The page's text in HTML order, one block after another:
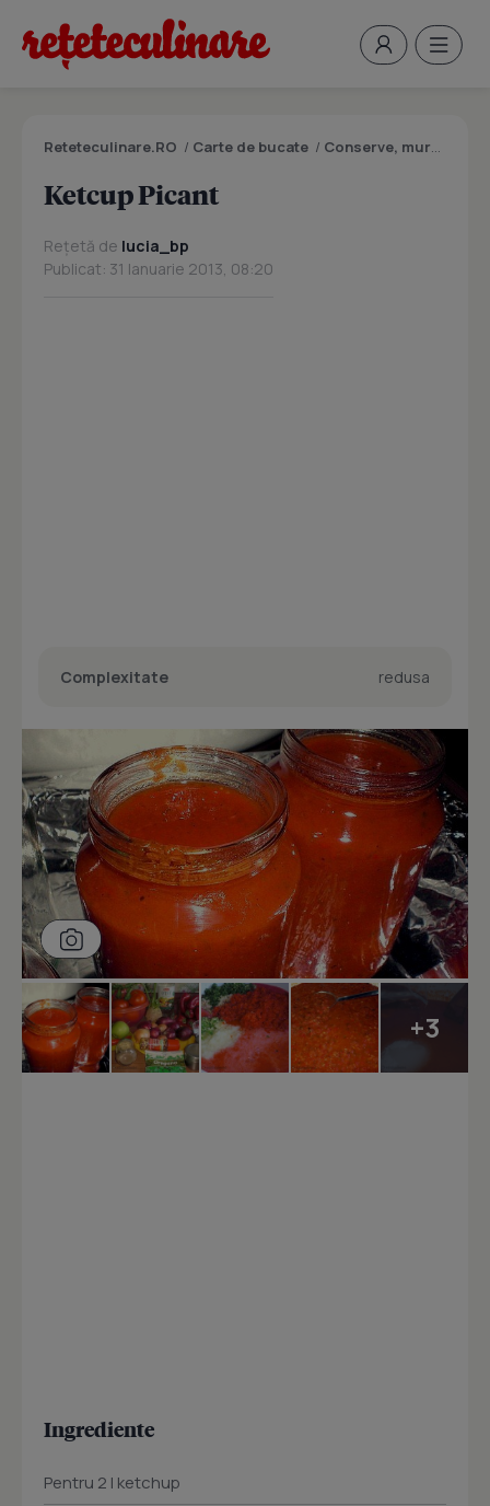
Reteteculinare.RO / Carte de bucate / Conserve, muraturi
Ketcup Picant
Rețetă de lucia_bp
Publicat: 31 Ianuarie 2013, 08:20
Complexitate redusa
+3
Ingrediente
Pentru 2 l ketchup